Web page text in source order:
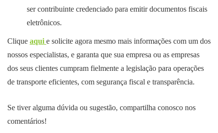
ser contribuinte credenciado para emitir documentos fiscais
eletrônicos.
Clique aqui e solicite agora mesmo mais informações com um dos
nossos especialistas, e garanta que sua empresa ou as empresas
dos seus clientes cumpram fielmente a legislação para operações
de transporte eficientes, com segurança fiscal e transparência.
Se tiver alguma dúvida ou sugestão, compartilha conosco nos
comentários!